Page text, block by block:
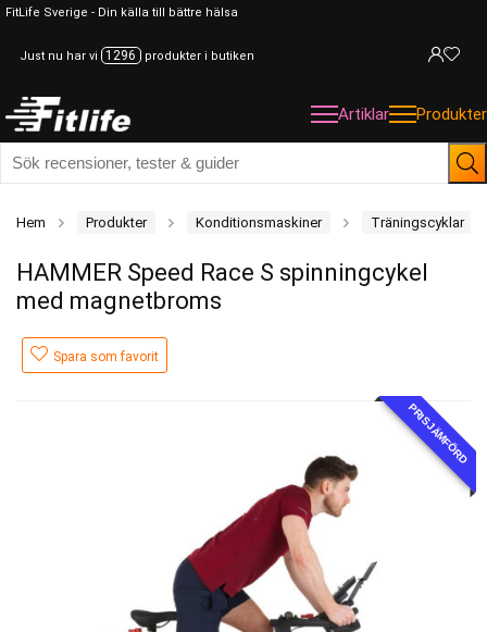
FitLife Sverige - Din källa till bättre hälsa
Just nu har vi 1296 produkter i butiken
Artiklar Produkter
Hem Produkter Konditionsmaskiner Träningscyklar
HAMMER Speed Race S spinningcykel
med magnetbroms
Spara som favorit
PRISJÄMFÖRD